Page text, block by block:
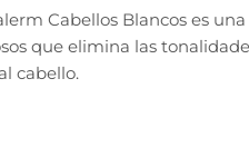
Cabellos Blancos es
que elimina las
cabello.